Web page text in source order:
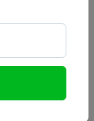
giảm nữa thì
lực cho thói
xoáy xấu dẫn
thất nghiệp gia